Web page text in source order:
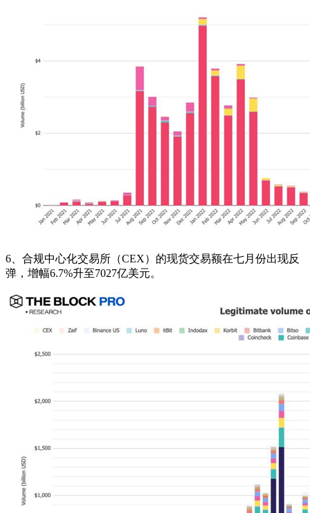
6、合规中心化交易所（CEX）的现货交易额在七月份出现反
弹，增幅6.7%升至7027亿美元。